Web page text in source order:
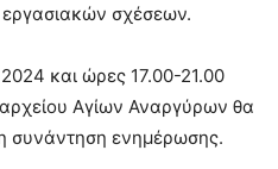
εργασιακών σχέσεων.
και ώρες 17.00-21.00
Αγίων Αναργύρων θα
συνάντηση ενημέρωσης.